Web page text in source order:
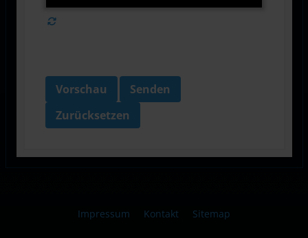
Vorschau
Senden
Zurücksetzen
Impressum Kontakt Sitemap